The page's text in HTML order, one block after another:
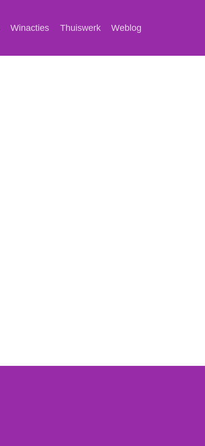
Winacties Thuiswerk Weblog